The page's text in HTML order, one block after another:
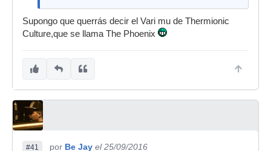
Supongo que querrás decir el Vari mu de Thermionic
Culture,que se llama The Phoenix
#41 por Be Jay el 25/09/2016